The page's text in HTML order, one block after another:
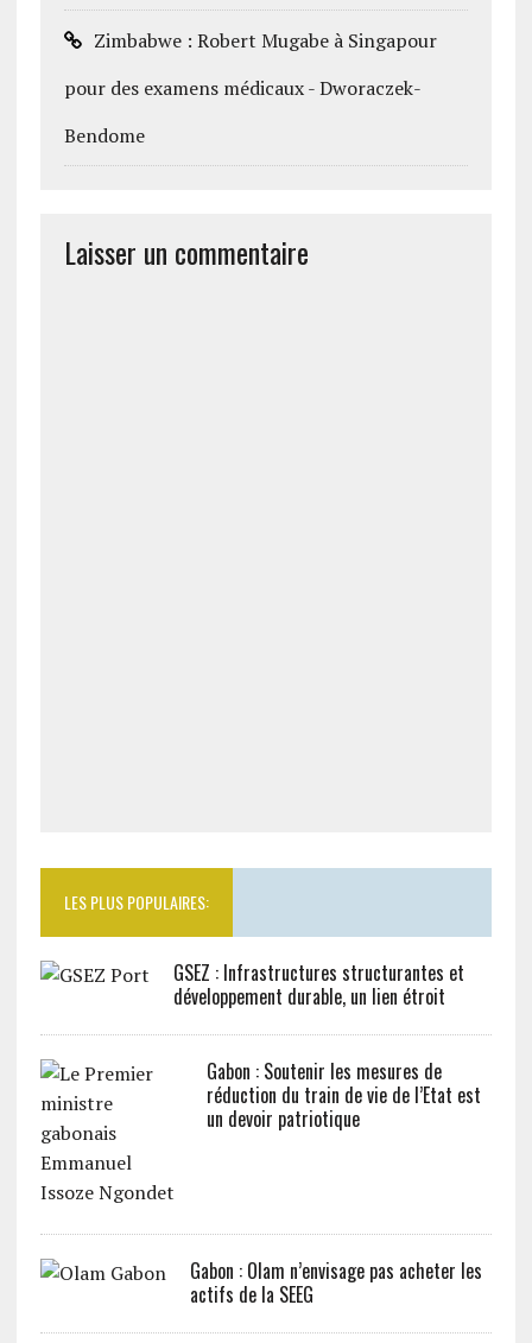
Zimbabwe : Robert Mugabe à Singapour
pour des examens médicaux - Dworaczek-
Bendome
Laisser un commentaire
LES PLUS POPULAIRES:
GSEZ : Infrastructures structurantes et
développement durable, un lien étroit
Gabon : Soutenir les mesures de
réduction du train de vie de l’Etat est
un devoir patriotique
Gabon : Olam n’envisage pas acheter les
actifs de la SEEG